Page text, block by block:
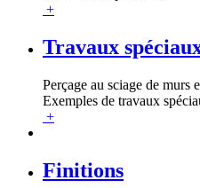
+
Travaux
Perçage au sciage de murs
Exemples de travaux
+
Finitions